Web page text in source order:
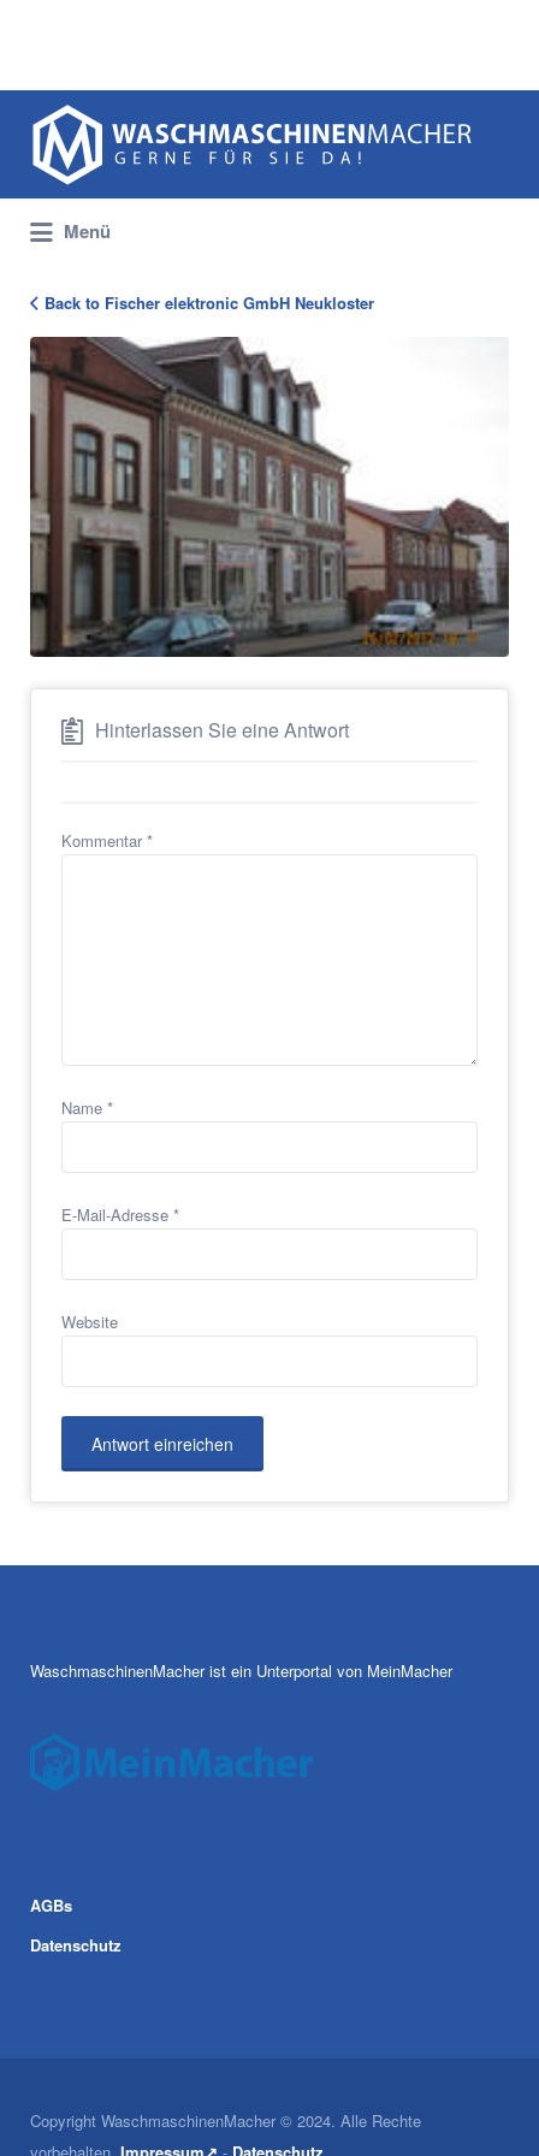
Suchen
nach:
Menü
meinmacher-
22_983
Back to Fischer elektronic GmbH Neukloster
Hinterlassen Sie eine Antwort
Kommentar*
Name *
E-Mail-Adresse *
Website
WaschmaschinenMacher ist ein Unterportal von MeinMacher
AGBs
Datenschutz
Copyright WaschmaschinenMacher © 2024. Alle Rechte